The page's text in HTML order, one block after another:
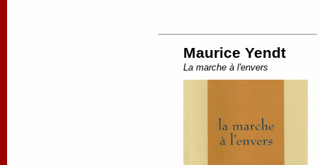
Maurice Yendt
La marche à l'envers